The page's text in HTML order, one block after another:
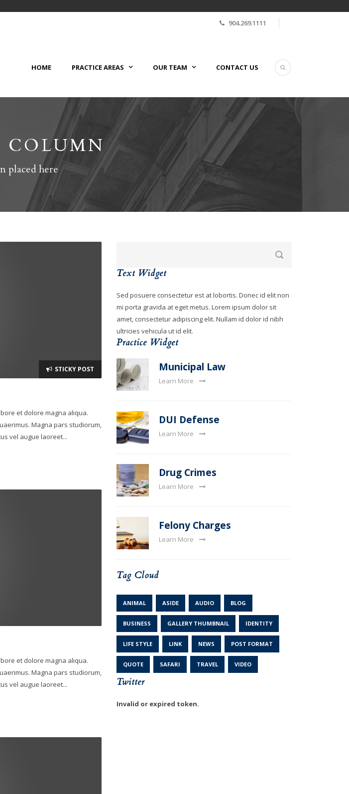
904.269.1111
HOME PRACTICE AREAS OUR TEAM CONTACT US
COLUMN
placed here
STICKY POST
et dolore magna aliqua.
Magna pars studiorum,
vel augue laoreet...
et dolore magna aliqua.
Magna pars studiorum,
vel augue laoreet...
Text Widget
Sed posuere consectetur est at lobortis. Donec id elit non
mi porta gravida at eget metus. Lorem ipsum dolor sit
amet, consectetur adipiscing elit. Nullam id dolor id nibh
ultricies vehicula ut id elit.
Practice Widget
Municipal Law
Learn More
DUI Defense
Learn More
Drug Crimes
Learn More
Felony Charges
Learn More
Tag Cloud
ANIMAL ASIDE AUDIO BLOG
BUSINESS GALLERY THUMBNAIL IDENTITY
LIFE STYLE LINK NEWS POST FORMAT
QUOTE SAFARI TRAVEL VIDEO
Twitter
Invalid or expired token.